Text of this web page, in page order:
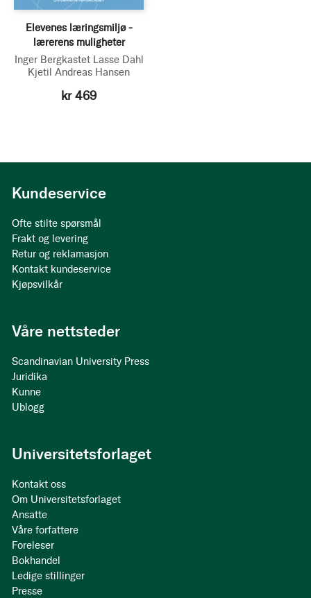
Elevenes læringsmiljø -
lærerens muligheter
Inger Bergkastet Lasse Dahl
Kjetil Andreas Hansen
kr 469
Kundeservice
Ofte stilte spørsmål
Frakt og levering
Retur og reklamasjon
Kontakt kundeservice
Kjøpsvilkår
Våre nettsteder
Scandinavian University Press
Juridika
Kunne
Ublogg
Universitetsforlaget
Kontakt oss
Om Universitetsforlaget
Ansatte
Våre forfattere
Foreleser
Bokhandel
Ledige stillinger
Presse